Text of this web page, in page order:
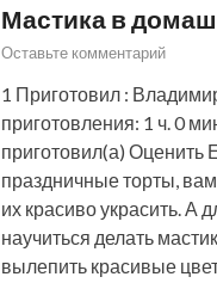
Мастика в
Оставьте комментарий
1 Приготовил :
приготовления: 1 ч. 0
приготовил(а) Оценить
праздничные торты,
их красиво украсить. А
научиться делать
вылепить красивые